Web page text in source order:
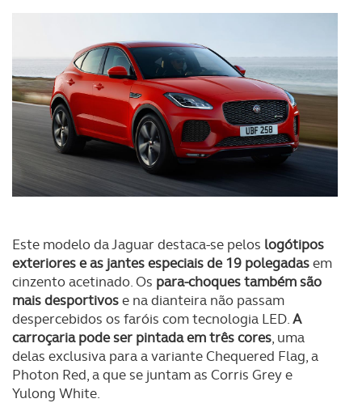
Este modelo da Jaguar destaca-se pelos logótipos
exteriores e as jantes especiais de 19 polegadasem
cinzento acetinado. Os para-choques também são
mais desportivose na dianteira não passam
despercebidos os faróis com tecnologia LED.A
carroçaria pode ser pintada em três cores, uma
delas exclusiva para a variante Chequered Flag, a
Photon Red, a que se juntam as Corris Grey e
Yulong White.